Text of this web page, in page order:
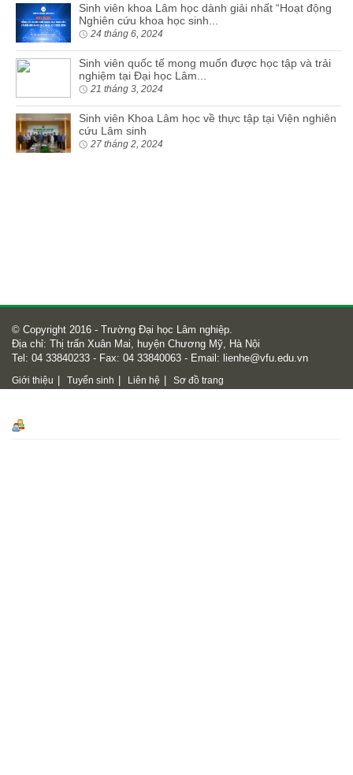
Sinh viên khoa Lâm học dành giải nhất “Hoạt động
Nghiên cứu khoa học sinh...
24 tháng 6, 2024
Sinh viên quốc tế mong muốn được học tập và trải
nghiệm tại Đại học Lâm...
21 tháng 3, 2024
Sinh viên Khoa Lâm học về thực tập tại Viện nghiên
cứu Lâm sinh
27 tháng 2, 2024
© Copyright 2016 - Trường Đại học Lâm nghiệp.
Địa chỉ: Thị trấn Xuân Mai, huyện Chương Mỹ, Hà Nội
Tel: 04 33840233 - Fax: 04 33840063 - Email: lienhe@vfu.edu.vn
Giới thiệu Tuyển sinh Liên hệ Sơ đồ trang